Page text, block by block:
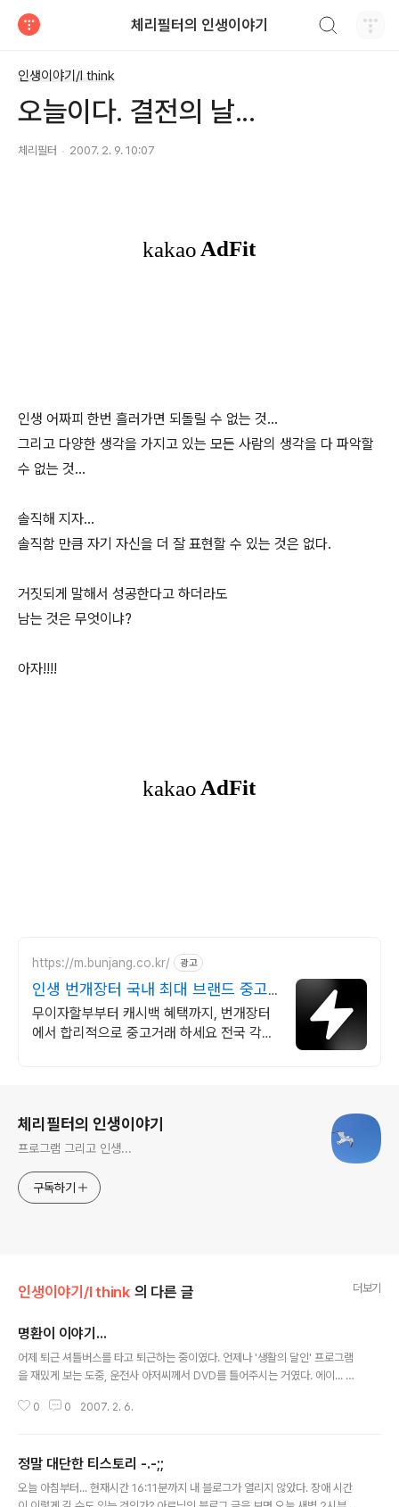
체리필터의 인생이야기
인생이야기/I think
오늘이다. 결전의 날...
체리필터 2007. 2. 9. 10:07
인생 어짜피 한번 흘러가면 되돌릴 수 없는 것...
그리고 다양한 생각을 가지고 있는 모든 사람의 생각을 다 파악할
수 없는 것...
솔직해 지자...
솔직함 만큼 자기 자신을 더 잘 표현할 수 있는 것은 없다.
거짓되게 말해서 성공한다고 하더라도
남는 것은 무엇이냐?
아자!!!!
https://m.bunjang.co.kr/ 광고
인생 번개장터 국내 최대 브랜드 중고
거래
무이자할부부터 캐시백 혜택까지, 번개장터
에서 합리적으로 중고거래 하세요 전국 각지
체리필터의 인생이야기
프로그램 그리고 인생...
구독하기
인생이야기/I think 의 다른 글 더보기
명환이 이야기...
어제 퇴근 셔틀버스를 타고 퇴근하는 중이였다. 언제나 '생활의 달인' 프로그램
을 재밌게 보는 도중, 운전사 아저씨께서 DVD를 틀어주시는 거였다. 에이... 재
나 보군 -.-;; 이런 생각을 하게 되었다. 그런데 어 이건 그런 내용이 아닌데 하면
'새하'가 튼튼한 모습으로 지금까지 잘 자라주는 것이 얼마나 고맙고 날 행복하
게 해 주는 것인가... 그런 많은 생각들이 들었다. 흑.. 아직 감정이 메마르지 않았
나보다. 제발... 저런 아픈 아이들이, 아니 아..
0 0 2007. 2. 6.
정말 대단한 티스토리 -.-;;
오늘 아침부터... 현재시간 16:11분까지 내 블로그가 열리지 않았다. 장애 시간